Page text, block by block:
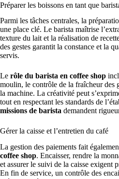
Préparer les boissons en tant que
Parmi les tâches centrales, la
une place clé. Le barista maîtrise
texture du lait et la réalisation de
des gestes garantit la constance et la
servis.
Le rôle du barista en coffee shop
moulin, le contrôle de la fraîcheur des
la machine. La créativité peut
tout en respectant les standards de
missions de barista demandent
Gérer la caisse et l’entretien du café
La gestion des paiements fait
coffee shop. Encaisser, rendre la
et assurer le suivi de la caisse exigent
En fin de service, un contrôle des